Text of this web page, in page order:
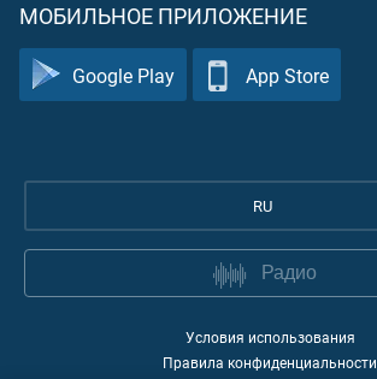
МОБИЛЬНОЕ ПРИЛОЖЕНИЕ
Google Play App Store
RU
Радио
Условия использования
Правила конфиденциальности